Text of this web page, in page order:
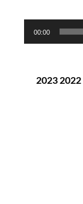
00:00
2022
2023